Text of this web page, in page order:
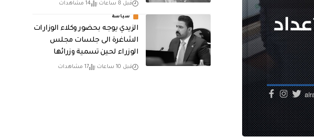
قبل 8 ساعات 14 مشاهدات
سياسة
الزيدي يوجه بحضور وكلاء الوزارات
الشاغرة الى جلسات مجلس
الوزراء لحين تسمية وزرائها
قبل 10 ساعات 17 مشاهدات